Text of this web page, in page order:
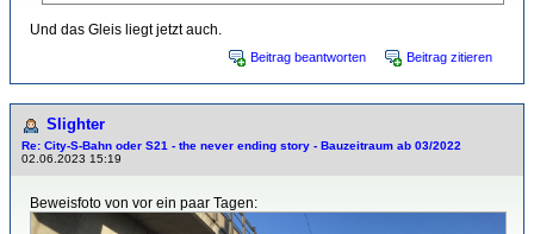
Und das Gleis liegt jetzt auch.
Beitrag beantworten Beitrag zitieren
Slighter
Re: City-S-Bahn oder S21 - the never ending story - Bauzeitraum ab 03/2022
02.06.2023 15:19
Beweisfoto von vor ein paar Tagen: